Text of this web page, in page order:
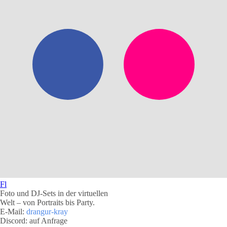
Fl
Foto und DJ-Sets in der virtuellen
Welt – von Portraits bis Party.
E-Mail: drangur-kray
Discord: auf Anfrage